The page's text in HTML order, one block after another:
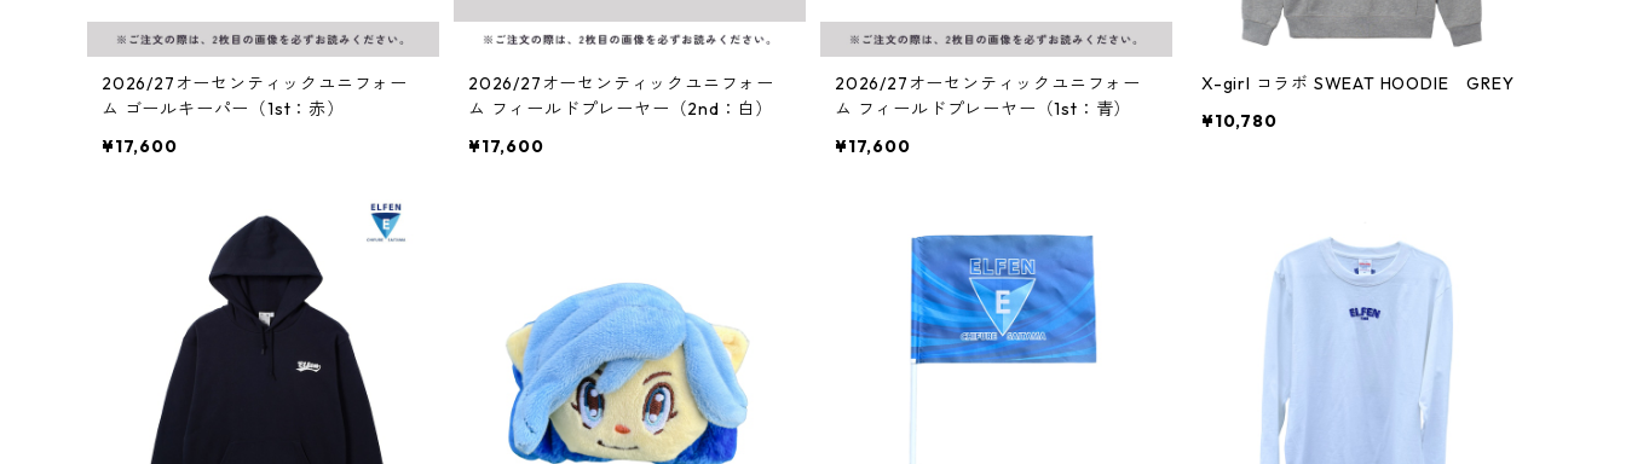
2026/27オーセンティックユニフォー
ム ゴールキーパー（1st：赤）
¥17,600
2026/27オーセンティックユニフォー
ム フィールドプレーヤー（2nd：白）
¥17,600
2026/27オーセンティックユニフォー
ム フィールドプレーヤー（1st：青）
¥17,600
X-girl コラボ SWEAT HOODIE GREY
¥10,780